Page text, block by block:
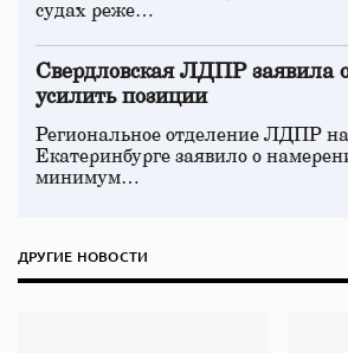
судах реже…
Свердловская ЛДПР заявила
усилить позиции
Региональное отделение ЛДПР
Екатеринбурге заявило о
минимум…
ДРУГИЕ НОВОСТИ